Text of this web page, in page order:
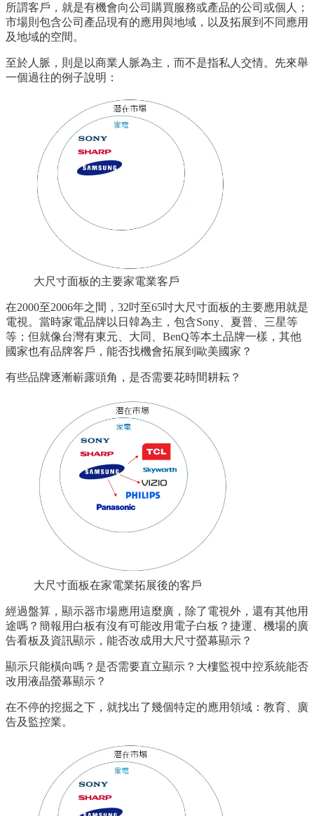
所謂客戶，就是有機會向公司購買服務或產品的公司或個人；
市場則包含公司產品現有的應用與地域，以及拓展到不同應用
及地域的空間。
至於人脈，則是以商業人脈為主，而不是指私人交情。先來舉
一個過往的例子說明：
大尺寸面板的主要家電業客戶
在2000至2006年之間，32吋至65吋大尺寸面板的主要應用就是
電視。當時家電品牌以日韓為主，包含Sony、夏普、三星等
等；但就像台灣有東元、大同、BenQ等本土品牌一樣，其他
國家也有品牌客戶，能否找機會拓展到歐美國家？
有些品牌逐漸嶄露頭角，是否需要花時間耕耘？
大尺寸面板在家電業拓展後的客戶
經過盤算，顯示器市場應用這麼廣，除了電視外，還有其他用
途嗎？簡報用白板有沒有可能改用電子白板？捷運、機場的廣
告看板及資訊顯示，能否改成用大尺寸螢幕顯示？
顯示只能橫向嗎？是否需要直立顯示？大樓監視中控系統能否
改用液晶螢幕顯示？
在不停的挖掘之下，就找出了幾個特定的應用領域：教育、廣
告及監控業。